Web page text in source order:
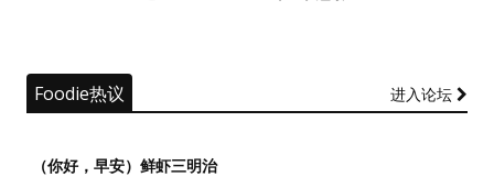
Foodie热议 进入论坛
（你好，早安）鲜虾三明治